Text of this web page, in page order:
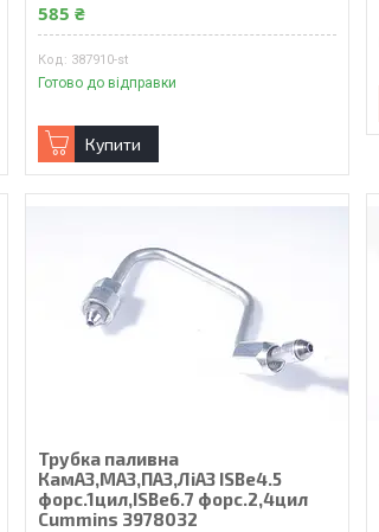
585 ₴
387910-st
Готово до відправки
Купити
Трубка паливна
КамАЗ,МАЗ,ПАЗ,ЛіАЗ ISBe4.5
форс.1цил,ISBe6.7 форс.2,4цил
Cummins 3978032